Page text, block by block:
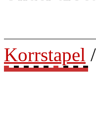
Korrstapel /